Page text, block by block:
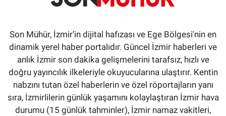
Son Mühür, İzmir’in dijital hafızası ve Ege Bölgesi'nin en
dinamik yerel haber portalıdır. Güncel İzmir haberleri ve
anlık İzmir son dakika gelişmelerini tarafsız, hızlı ve
doğru yayıncılık ilkeleriyle okuyucularına ulaştırır. Kentin
nabzını tutan özel haberlerin ve özel röportajların yanı
sıra, İzmirlilerin günlük yaşamını kolaylaştıran İzmir hava
durumu (15 günlük tahminler), İzmir namaz vakitleri,